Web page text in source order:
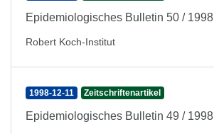
Epidemiologisches Bulletin 50 / 1998
Robert Koch-Institut
1998-12-11 Zeitschriftenartikel
Epidemiologisches Bulletin 49 / 1998